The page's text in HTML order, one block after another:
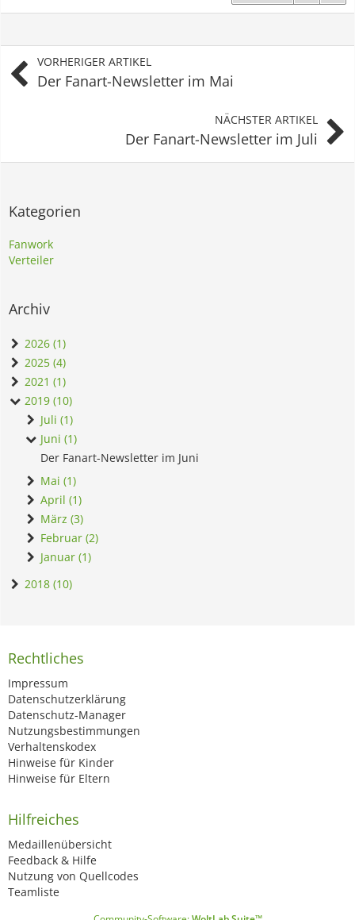
VORHERIGER ARTIKEL
Der Fanart-Newsletter im Mai
NÄCHSTER ARTIKEL
Der Fanart-Newsletter im Juli
Kategorien
Fanwork
Verteiler
Archiv
2026 (1)
2025 (4)
2021 (1)
2019 (10)
Juli (1)
Juni (1)
Der Fanart-Newsletter im Juni
Mai (1)
April (1)
März (3)
Februar (2)
Januar (1)
2018 (10)
Rechtliches
Impressum
Datenschutzerklärung
Datenschutz-Manager
Nutzungsbestimmungen
Verhaltenskodex
Hinweise für Kinder
Hinweise für Eltern
Hilfreiches
Medaillenübersicht
Feedback & Hilfe
Nutzung von Quellcodes
Teamliste